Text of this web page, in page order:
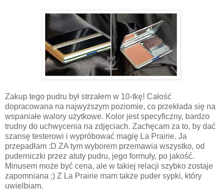
Zakup tego pudru był strzałem w 10-tkę! Całość
dopracowana na najwyższym poziomie, co przekłada się na
wspaniałe walory użytkowe. Kolor jest specyficzny, bardzo
trudny do uchwycenia na zdjęciach. Zachęcam za to, by dać
szansę testerowi i wypróbować magię La Prairie. Ja
przepadłam :D ZA tym wyborem przemawia wszystko, od
puderniczki przez atuty pudru, jego formuły, po jakość.
Minusem może być cena, ale w takiej relacji szybko zostaje
zapomniana ;) Z La Prairie mam także puder sypki, który
uwielbiam.